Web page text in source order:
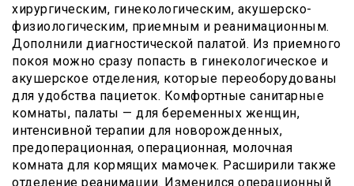
хирургическим, гинекологическим, акушерско-
физиологическим, приемным и реанимационным.
Дополнили диагностической палатой. Из приемного
покоя можно сразу попасть в гинекологическое и
акушерское отделения, которые переоборудованы
для удобства пациеток. Комфортные санитарные
комнаты, палаты — для беременных женщин,
интенсивной терапии для новорожденных,
предоперационная, операционная, молочная
комната для кормящих мамочек. Расширили также
отделение реанимации. Изменился операционный